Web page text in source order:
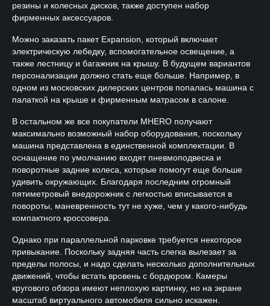
резины и колесных дисков, также доступен набор
фирменных аксессуаров.
Можно заказать пакет Expansion, который включает
электрическую лебедку, вспомогательное освещение, а
также лестницу и багажник на крышу. В будущем вариантов
персонализации должно стать еще больше. Например, в
одном из московских дилерских центров попалась машина с
палаткой на крыше и фирменным матрасом в салоне.
В остальном же все покупатели MHERO получают
максимально возможный набор оборудования, поскольку
машина представлена в единственной комплектации. В
оснащение по умолчанию входят пневмоподвеска и
поворотные задние колеса, которые помогут еще больше
удивить окружающих. Благодаря последним огромный
пятиметровый внедорожник с легкостью вписывается в
повороты, маневренность тут не хуже, чем у какого-нибудь
компактного кроссовера.
Однако при параллельной парковке требуется некоторое
привыкание. Поскольку задняя часть слегка вылезает за
пределы полосы, и надо сделать несколько дополнительных
движений, чтобы встать вровень с бордюром. Камеры
кругового обзора имеют неплохую картинку, но на экране
масштаб виртуального автомобиля сильно искажен.